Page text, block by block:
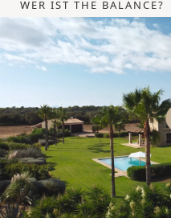
WER IST THE BALANCE?